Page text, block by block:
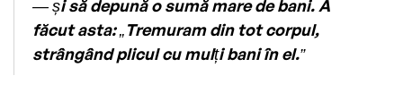
— și să depună o sumă mare de bani. A
făcut asta: „Tremuram din tot corpul,
strângând plicul cu mulți bani în el.”